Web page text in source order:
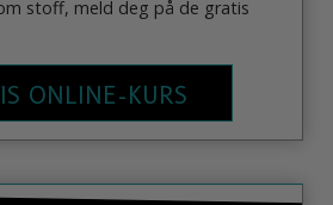
stoff, meld deg på de gratis
ONLINE-KURS